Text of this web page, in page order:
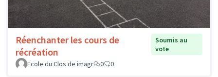
Réenchanter les cours de
récréation
Soumis au
vote
Ecole du Clos de imagr
0 0